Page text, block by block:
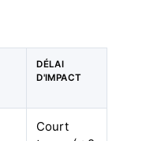
DÉLAI
D'IMPACT
Court